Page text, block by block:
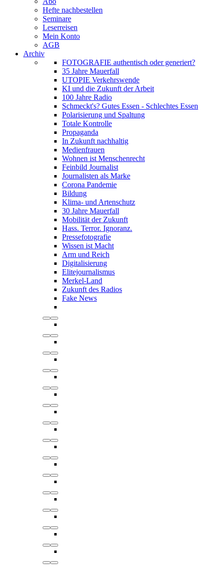
Hefte nachbestellen
Seminare
Leserreisen
Mein Konto
AGB
Archiv
FOTOGRAFIE authentisch oder generiert?
35 Jahre Mauerfall
UTOPIE Verkehrswende
KI und die Zukunft der Arbeit
100 Jahre Radio
Schmeckt's? Gutes Essen - Schlechtes Essen
Polarisierung und Spaltung
Totale Kontrolle
Propaganda
In Zukunft nachhaltig
Medienfrauen
Wohnen ist Menschenrecht
Feinbild Journalist
Journalisten als Marke
Corona Pandemie
Bildung
Klima- und Artenschutz
30 Jahre Mauerfall
Mobilität der Zukunft
Hass. Terror. Ignoranz.
Pressefotografie
Wissen ist Macht
Arm und Reich
Digitalisierung
Elitejournalismus
Merkel-Land
Zukunft des Radios
Fake News